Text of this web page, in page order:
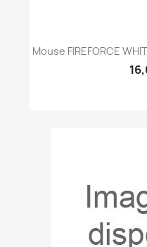
Mouse FIREFORCE